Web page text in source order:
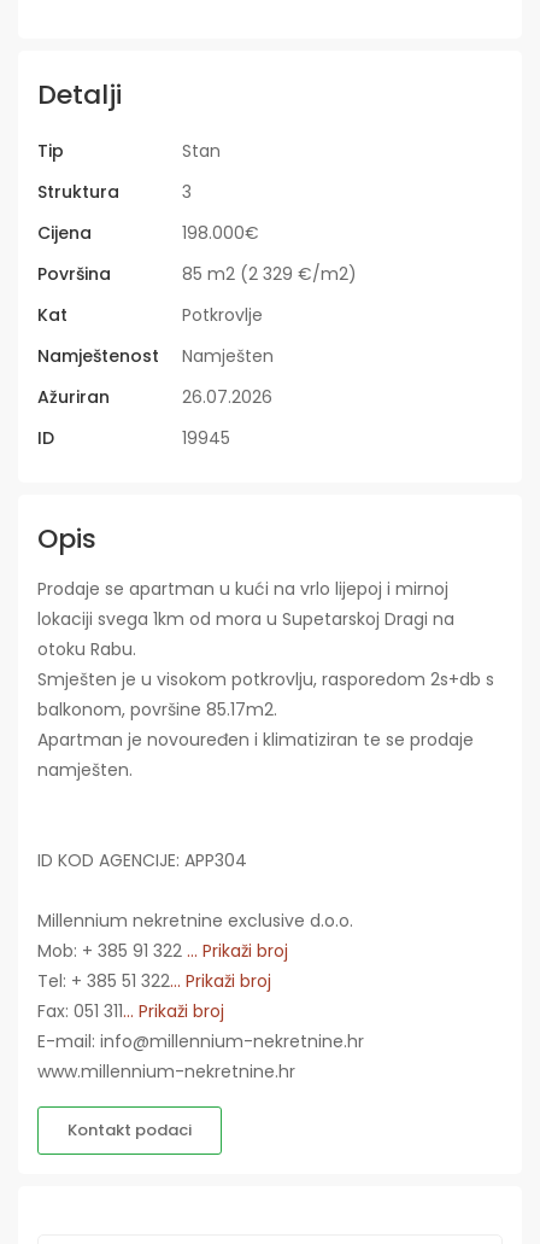
Detalji
Tip
Stan
Struktura
3
Cijena
198.000€
Površina
85 m2 (2 329 €/m2)
Kat
Potkrovlje
Namještenost
Namješten
Ažuriran
26.07.2026
ID
19945
Opis
Prodaje se apartman u kući na vrlo lijepoj i mirnoj
lokaciji svega 1km od mora u Supetarskoj Dragi na
otoku Rabu.
Smješten je u visokom potkrovlju, rasporedom 2s+db s
balkonom, površine 85.17m2.
Apartman je novouređen i klimatiziran te se prodaje
namješten.
ID KOD AGENCIJE: APP304
Millennium nekretnine exclusive d.o.o.
Mob: + 385 91 322 ... Prikaži broj
Tel: + 385 51 322... Prikaži broj
Fax: 051 311... Prikaži broj
E-mail: info@millennium-nekretnine.hr
www.millennium-nekretnine.hr
Kontakt podaci